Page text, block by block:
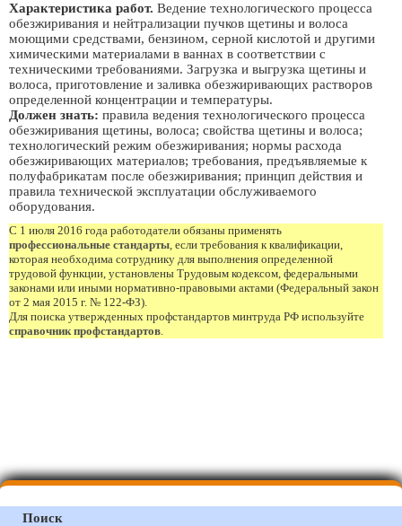
Характеристика работ. Ведение технологического процесса
обезжиривания и нейтрализации пучков щетины и волоса
моющими средствами, бензином, серной кислотой и другими
химическими материалами в ваннах в соответствии с
техническими требованиями. Загрузка и выгрузка щетины и
волоса, приготовление и заливка обезжиривающих растворов
определенной концентрации и температуры.
Должен знать: правила ведения технологического процесса
обезжиривания щетины, волоса; свойства щетины и волоса;
технологический режим обезжиривания; нормы расхода
обезжиривающих материалов; требования, предъявляемые к
полуфабрикатам после обезжиривания; принцип действия и
правила технической эксплуатации обслуживаемого
оборудования.
С 1 июля 2016 года работодатели обязаны применять
профессиональные стандарты, если требования к квалификации,
которая необходима сотруднику для выполнения определенной
трудовой функции, установлены Трудовым кодексом, федеральными
законами или иными нормативно-правовыми актами (Федеральный закон
от 2 мая 2015 г. № 122-ФЗ).
Для поиска утвержденных профстандартов минтруда РФ используйте
справочник профстандартов.
Поиск